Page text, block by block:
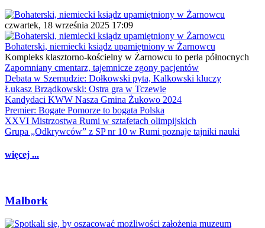
czwartek, 18 września 2025 17:09
Bohaterski, niemiecki ksiądz upamiętniony w Żarnowcu
Kompleks klasztorno-kościelny w Żarnowcu to perła północnych
Zapomniany cmentarz, tajemnicze zgony pacjentów
Debata w Szemudzie: Dołkowski pyta, Kalkowski kluczy
Łukasz Brządkowski: Ostra gra w Tczewie
Kandydaci KWW Nasza Gmina Żukowo 2024
Premier: Bogate Pomorze to bogata Polska
XXVI Mistrzostwa Rumi w sztafetach olimpijskich
Grupa „Odkrywców” z SP nr 10 w Rumi poznaje tajniki nauki
więcej ...
Malbork